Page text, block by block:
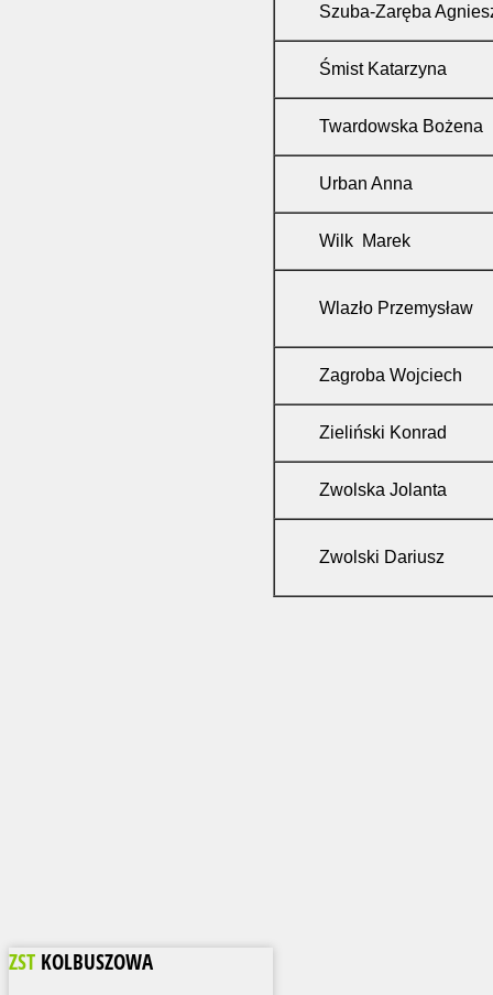
Szuba-Zaręba
Śmist Katarzyna
Twardowska
Urban Anna
Wilk Marek
Wlazło Przemysław
Zagroba Wojciech
Zieliński Konrad
Zwolska Jolanta
Zwolski Dariusz
ZST KOLBUSZOWA